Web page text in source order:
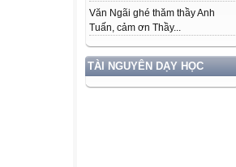
Văn Ngãi ghé thăm thầy Anh
Tuấn, cảm ơn Thầy...
TÀI NGUYÊN DẠY HỌC